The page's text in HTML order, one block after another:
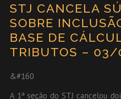
STJ CANCELA
SOBRE
BASE DE
TRIBUTOS –
&#160
A 1ª seção do STJ cancelou